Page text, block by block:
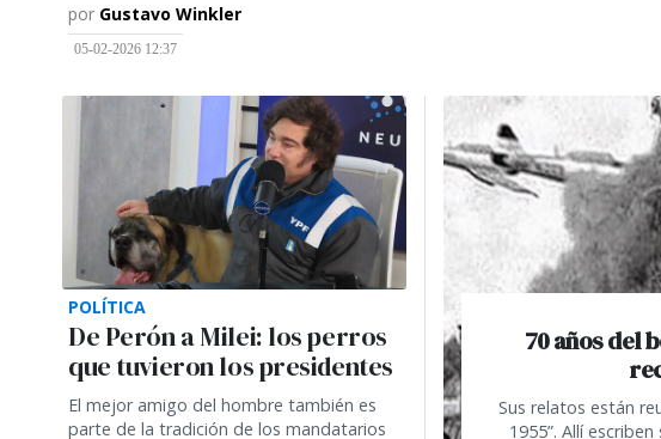
por Gustavo Winkler
05-02-2026 12:37
POLÍTICA
De Perón a Milei: los perros
que tuvieron los presidentes
El mejor amigo del hombre también es
parte de la tradición de los mandatarios
70 años del
Sus relatos están
1955”. Allí